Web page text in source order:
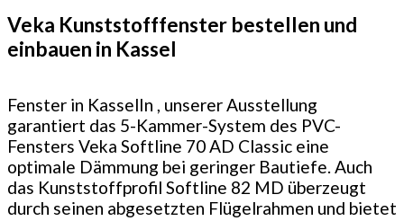
Veka Kunststofffenster bestellen und
einbauen in Kassel
Fenster in KasselIn , unserer Ausstellung
garantiert das 5-Kammer-System des PVC-
Fensters Veka Softline 70 AD Classic eine
optimale Dämmung bei geringer Bautiefe. Auch
das Kunststoffprofil Softline 82 MD überzeugt
durch seinen abgesetzten Flügelrahmen und bietet